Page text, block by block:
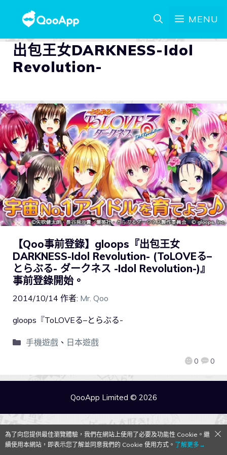
MENU
出包王女DARKNESS-Idol
Revolution-
【Qoo事前登錄】gloops『出包王女
DARKNESS-Idol Revolution- (ToLOVEる–
とらぶる- ダークネス -Idol Revolution-)』
事前登錄開始。
2014/10/14 作者: Mr. Qoo
0 0
gloops『ToLOVEる–とらぶる-
手機遊戲、 日本遊戲
QooApp Limited © 2026
為了向您提供最佳瀏覽體驗，我們在網站上使用了必要及功能性 Cookie。繼
續使用本網站，即表示您了解並同意我們的 Cookie 使用方式。 了解更多→